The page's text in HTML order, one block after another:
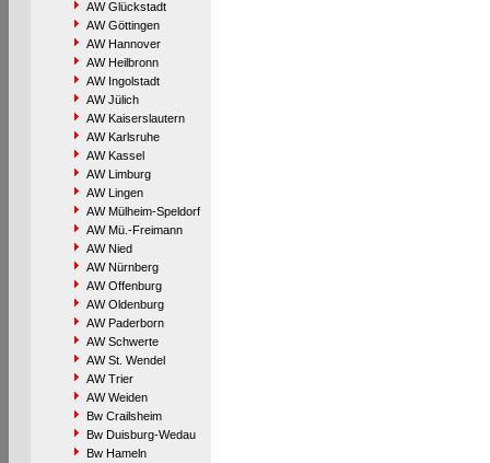
AW Glückstadt
AW Göttingen
AW Hannover
AW Heilbronn
AW Ingolstadt
AW Jülich
AW Kaiserslautern
AW Karlsruhe
AW Kassel
AW Limburg
AW Lingen
AW Mülheim-Speldorf
AW Mü.-Freimann
AW Nied
AW Nürnberg
AW Offenburg
AW Oldenburg
AW Paderborn
AW Schwerte
AW St. Wendel
AW Trier
AW Weiden
Bw Crailsheim
Bw Duisburg-Wedau
Bw Hameln